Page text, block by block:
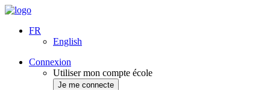
FR
English
Connexion
Utiliser mon compte école
Je me connecte